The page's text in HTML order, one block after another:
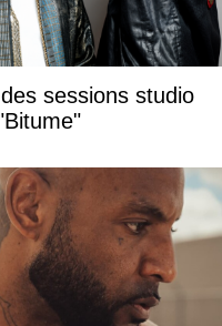
sessions studio